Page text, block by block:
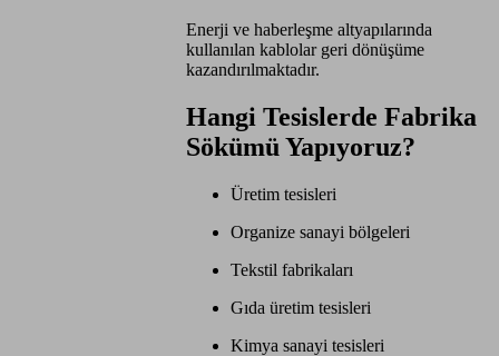
Enerji ve haberleşme altyapılarında
kullanılan kablolar geri dönüşüme
kazandırılmaktadır.
Hangi Tesislerde Fabrika
Sökümü Yapıyoruz?
Üretim tesisleri
Organize sanayi bölgeleri
Tekstil fabrikaları
Gıda üretim tesisleri
Kimya sanayi tesisleri